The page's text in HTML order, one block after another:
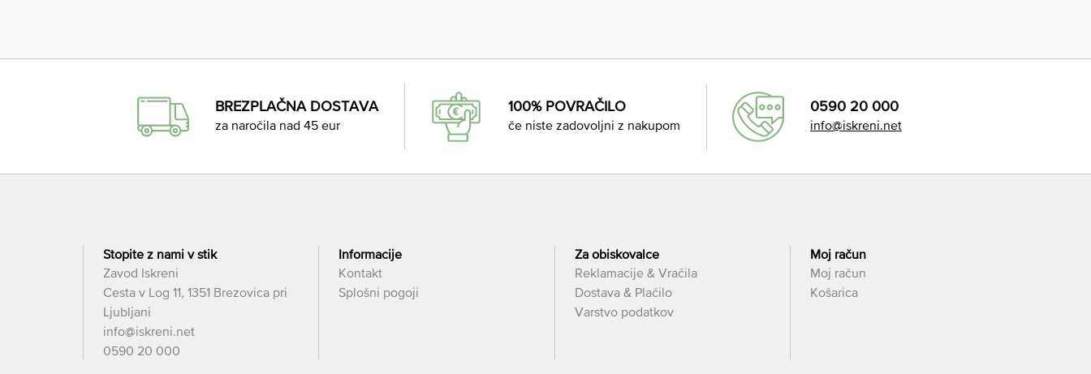
BREZPLAČNA DOSTAVA
za naročila nad 45 eur
100% POVRAČILO
če niste zadovoljni z nakupom
0590 20 000
info@iskreni.net
Stopite z nami v stik
Zavod Iskreni
Cesta v Log 11, 1351 Brezovica pri
Ljubljani
info@iskreni.net
0590 20 000
Informacije
Kontakt
Splošni pogoji
Za obiskovalce
Reklamacije & Vračila
Dostava & Plačilo
Varstvo podatkov
Moj račun
Moj račun
Košarica